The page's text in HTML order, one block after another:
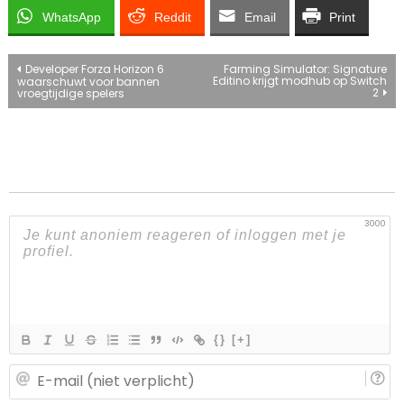
WhatsApp Reddit Email Print
Bericht
navigatie
Developer Forza Horizon 6
waarschuwt voor bannen
vroegtijdige spelers
Farming Simulator: Signature
Editino krijgt modhub op Switch
2
3000
{} [+]